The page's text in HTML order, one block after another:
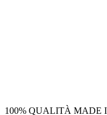
100% QUALITÀ MADE